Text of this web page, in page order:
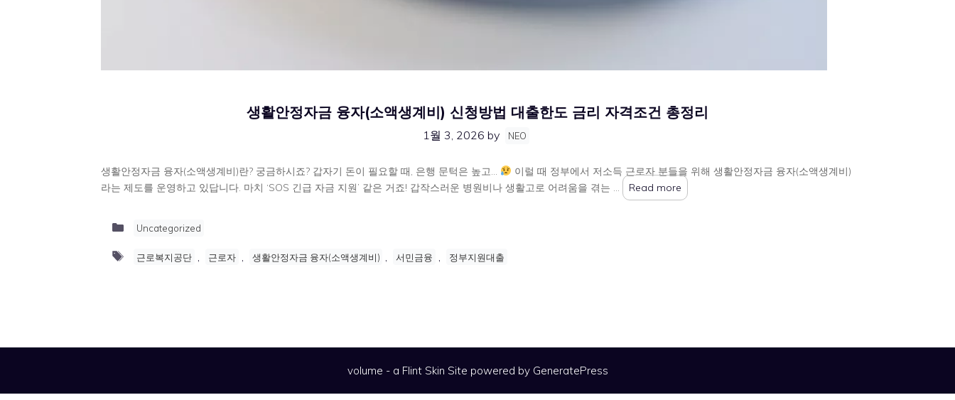
생활안정자금 융자(소액생계비) 신청방법 대출한도 금리 자격조건 총정리
1월 3, 2026 by NEO
생활안정자금 융자(소액생계비)란? 궁금하시죠? 갑자기 돈이 필요할 때, 은행 문턱은 높고…
이럴 때 정부에서 저소득 근로자 분들을 위해 생활안정자금 융자(소액생계비)
라는 제도를 운영하고 있답니다. 마치 ‘SOS 긴급 자금 지원’ 같은 거죠! 갑작스러운 병원비나 생활고로 어려움을 겪는 …
Read more
Categories
Uncategorized
Tags
근로복지공단 근로자 생활안정자금 융자(소액생계비) 서민금융 정부지원대출
volume - a Flint Skin Site powered by GeneratePress